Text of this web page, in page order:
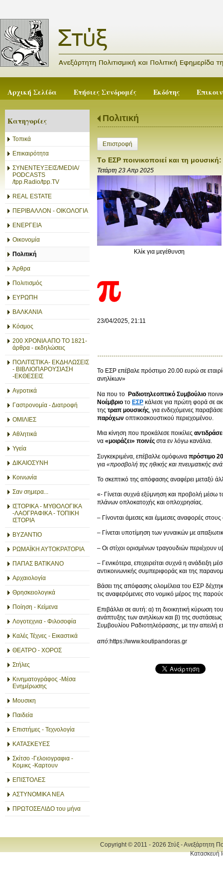
Αρχική Σελίδα Ετήσιες Συνδρομές Εκδότης
Κατηγορίες
Τοπικά
Επικαιρότητα
ΣΥΝΕΝΤΕΥΞΕΙΣ/MEDIA/
PODCASTS
/tpp.Radio/tpp.TV
REAL ESTATE
ΠΕΡΙΒΑΛΛΟΝ - ΟΙΚΟΛΟΓΙΑ
ΕΝΕΡΓΕΙΑ
Οικονομία
Πολιτική
Άρθρα
Πολιτισμός
ΕΥΡΩΠΗ
ΒΑΛΚΑΝΙΑ
Κόσμος
200 ΧΡΟΝΙΑ ΑΠΟ ΤΟ 1821-
άρθρα - εκδηλώσεις
ΠΟΛΙΤΙΣΤΙΚΑ- ΕΚΔΗΛΩΣΕΙΣ
- ΒΙΒΛΙΟΠΑΡΟΥΣΙΑΣΗ
-ΕΚΘΕΣΕΙΣ
Αγροτικά
Γαστρονομία - Διατροφή
ΟΜΙΛΙΕΣ
Αθλητικά
Υγεία
ΔΙΚΑΙΟΣΥΝΗ
Κοινωνία
Σαν σημερα...
ΙΣΤΟΡΙΚΑ - ΜΥΘΟΛΟΓΙΚΑ
-ΛΑΟΓΡΑΦΙΚΑ - ΤΟΠΙΚΗ
ΙΣΤΟΡΙΑ
ΒΥΖΑΝΤΙΟ
ΡΩΜΑΪΚΗ ΑΥΤΟΚΡΑΤΟΡΙΑ
ΠΑΠΑΣ ΒΑΤΙΚΑΝΟ
Αρχαιολογία
Θρησκειολογικά
Ποίηση - Κείμενα
Λογοτεχνια - Φιλοσοφία
Καλές Τέχνες - Εικαστικά
ΘΕΑΤΡΟ - ΧΟΡΟΣ
Στήλες
Κινηματογράφος -Μέσα
Ενημέρωσης
Μουσικη
Παιδεία
Επιστήμες - Τεχνολογία
ΚΑΤΑΣΚΕΥΕΣ
Σκίτσο -Γελοιογραφια -
Κομικς -Καρτουν
ΕΠΙΣΤΟΛΕΣ
ΑΣΤΥΝΟΜΙΚΑ ΝΕΑ
ΠΡΩΤΟΣΕΛΙΔΟ του μήνα
Πολιτική
Επιστροφή
Tο ΕΣΡ ποινικοποιεί και τη
Τετάρτη 23 Απρ 2025
Κλίκ για μεγέθυνση
23/04/2025, 21:11
Το ΕΣΡ επέβαλε πρόστιμο 20.00 ευρώ σε
ανηλίκων»
Να που το Ραδιοτηλεοπτικό Συμβούλιο
Νοέμβριο το ΕΣΡ κάλεσε για πρώτη φορά σε
της τραπ μουσικής , για ενδεχόμενες
παρόχων οπτικοακουστικού περιεχομένου.
Μια κίνηση που προκάλεσε ποικίλες
να «μοιράζει» ποινές στα εν λόγω κανάλια.
Συγκεκριμένα, επέβαλλε ομόφωνα πρόστιμο
για «προσβολή της ηθικής και πνευματικής
Το σκεπτικό της απόφασης αναφέρει μεταξύ
«- Γίνεται συχνά εξύμνηση και προβολή μέσω
πλάνων οπλοκατοχής και οπλοχρησίας.
– Γίνονται άμεσες και έμμεσες αναφορές
– Γίνεται υποτίμηση των γυναικών με
– Οι στίχοι ορισμένων τραγουδιών περιέχουν
– Γενικότερα, επιχειρείται συχνά η
αντικοινωνικής συμπεριφοράς και της
Βάσει της απόφασης ολομέλεια του ΕΣΡ
τις αναφερόμενες στο νομικό μέρος της
Επιβάλλει σε αυτή: α) τη διοικητική κύρωση
ανάπτυξης των ανηλίκων και β) της
Συμβουλίου Ραδιοτηλεόρασης, με την
από:https://www.koutipandoras.gr
Copyright © 2011 - 2026 Στύξ - Ανεξάρτητη
Κατασκευή